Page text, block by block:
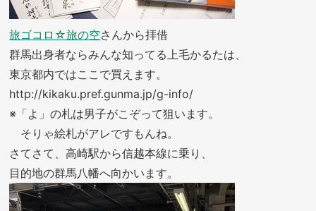
旅ゴコロ☆旅の空さんから拝借
群馬出身者ならみんな知ってる上毛かるたは、
東京都内ではここで買えます。
http://kikaku.pref.gunma.jp/g-info/
※「よ」の札は男子がこぞって狙います。
そりゃ絵札がアレですもんね。
さてさて、高崎駅から信越本線に乗り、
目的地の群馬八幡へ向かいます。